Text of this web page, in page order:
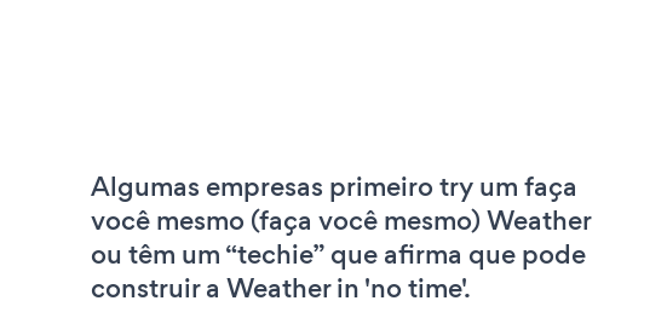
Algumas empresas primeiro try um faça
você mesmo (faça você mesmo) Weather
ou têm um “techie” que afirma que pode
construir a Weather in 'no time'.